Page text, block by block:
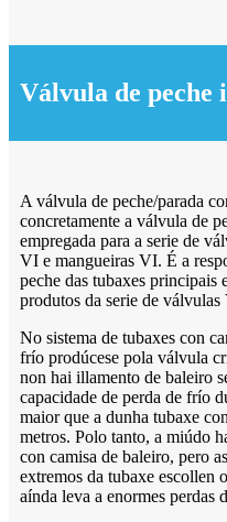
Válvula de peche
A válvula de peche/parada
concretamente a válvula de
empregada para a serie de
VI e mangueiras VI. É a
peche das tubaxes principais
produtos da serie de
No sistema de tubaxes con
frío prodúcese pola válvula
non hai illamento de baleiro
capacidade de perda de frío
maior que a dunha tubaxe
metros. Polo tanto, a miúdo
con camisa de baleiro, pero
extremos da tubaxe escollen
aínda leva a enormes perdas